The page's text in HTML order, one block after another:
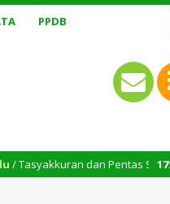
PPDB
17:
dan Pentas Seni Kelas 9: Jum’at,